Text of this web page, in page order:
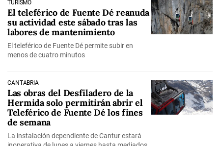
TURISMO
El teleférico de Fuente Dé reanuda
su actividad este sábado tras las
labores de mantenimiento
El teleférico de Fuente Dé permite subir en
menos de cuatro minutos
CANTABRIA
Las obras del Desfiladero de la
Hermida solo permitirán abrir el
Teleférico de Fuente Dé los fines
de semana
La instalación dependiente de Cantur estará